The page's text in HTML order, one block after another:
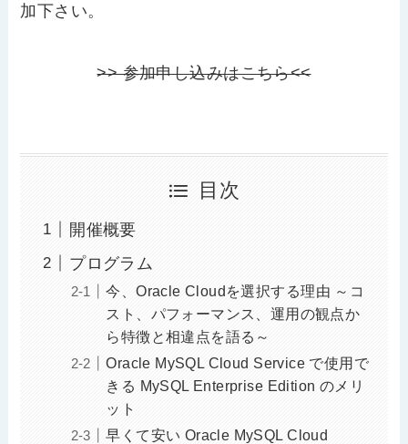
加下さい。
>> 参加申し込みはこちら<<
目次
開催概要
プログラム
今、Oracle Cloudを選択する理由 ～コ
スト、パフォーマンス、運用の観点か
ら特徴と相違点を語る～
Oracle MySQL Cloud Service で使用で
きる MySQL Enterprise Edition のメリ
ット
早くて安い Oracle MySQL Cloud